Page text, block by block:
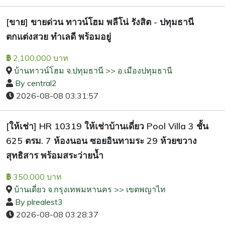
[ขาย] ขายด่วน ทาวน์โฮม พลีโน่ รังสิต - ปทุมธานี
ตกแต่งสวย ทำเลดี พร้อมอยู่
฿ 2,100,000 บาท
บ้านทาวน์โฮม จ.ปทุมธานี >> อ.เมืองปทุมธานี
By central2
2026-08-08 03:31:57
[ให้เช่า] HR 10319 ให้เช่าบ้านเดี่ยว Pool Villa 3 ชั้น
625 ตรม. 7 ห้องนอน ซอยอินทามระ 29 ห้วยขวาง
สุทธิสาร พร้อมสระว่ายน้ำ
฿ 350,000 บาท
บ้านเดี่ยว จ.กรุงเทพมหานคร >> เขตพญาไท
By plrealest3
2026-08-08 03:28:37